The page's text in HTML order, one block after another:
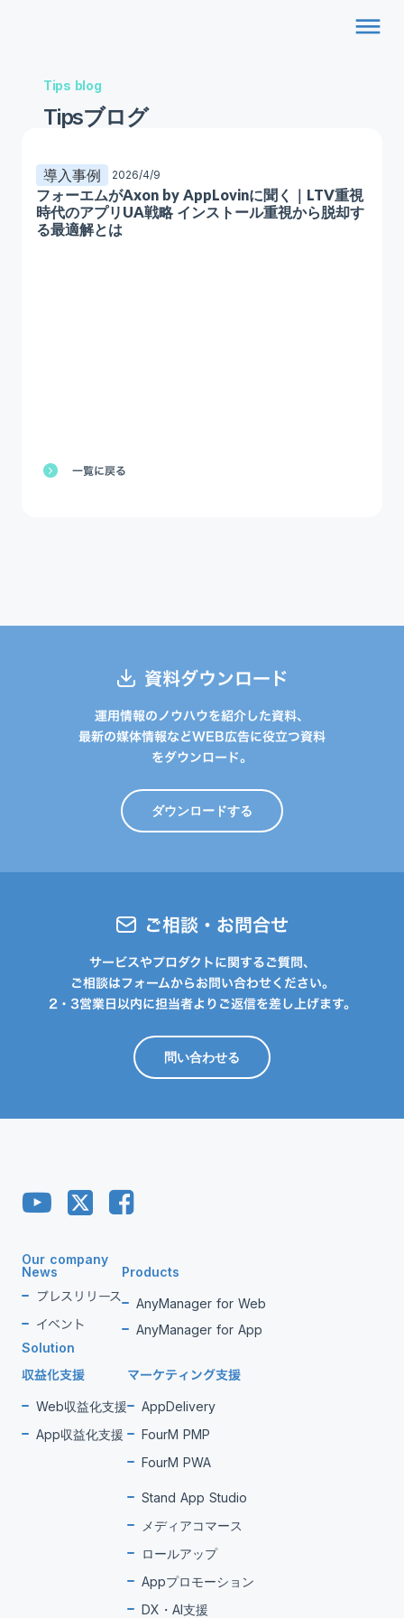
dehaze
Tips blog
Tipsブログ
導入事例 2026/4/9
フォーエムがAxon by AppLovinに聞く｜LTV重視
時代のアプリUA戦略 インストール重視から脱却す
る最適解とは
一覧に戻る
資料ダウンロード
運用情報のノウハウを紹介した資料、
最新の媒体情報などWEB広告に役立つ資料
をダウンロード。
ダウンロードする
ご相談・お問合せ
サービスやプロダクトに関するご質問、
ご相談はフォームからお問い合わせください。
2・3営業日以内に担当者よりご返信を差し上げます。
問い合わせる
Our company
News
プレスリリース
イベント
Products
AnyManager for Web
AnyManager for App
Solution
収益化支援
Web収益化支援
App収益化支援
マーケティング支援
AppDelivery
FourM PMP
FourM PWA
Stand App Studio
メディアコマース
ロールアップ
Appプロモーション
DX・AI支援